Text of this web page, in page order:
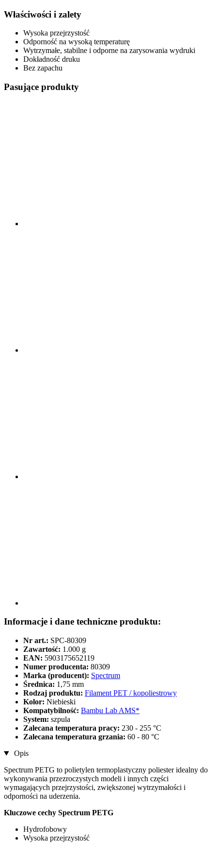
Właściwości i zalety
Wysoka przejrzystość
Odporność na wysoką temperaturę
Wytrzymałe, stabilne i odporne na zarysowania wydruki
Dokładność druku
Bez zapachu
Pasujące produkty
Informacje i dane techniczne produktu:
Nr art.: SPC-80309
Zawartość: 1.000 g
EAN: 5903175652119
Numer producenta: 80309
Marka (producent): Spectrum
Średnica: 1,75 mm
Rodzaj produktu: Filament PET / kopoliestrowy
Kolor: Niebieski
Kompatybilność: Bambu Lab AMS*
System: szpula
Zalecana temperatura pracy: 230 - 255 °C
Zalecana temperatura grzania: 60 - 80 °C
Opis
Spectrum PETG to polietylen termoplastyczny poliester idealny do
wykonywania przezroczystych modeli i innych części
wymagających przejrzystości, zwiększonej wytrzymałości i
odporności na uderzenia.
Kluczowe cechy Spectrum PETG
Hydrofobowy
Wysoka przejrzystość